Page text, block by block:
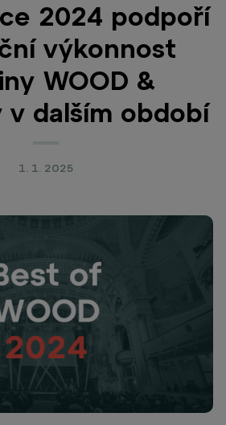
2024 podpoří
výkonnost
WOOD &
v dalším období
1. 1. 2025